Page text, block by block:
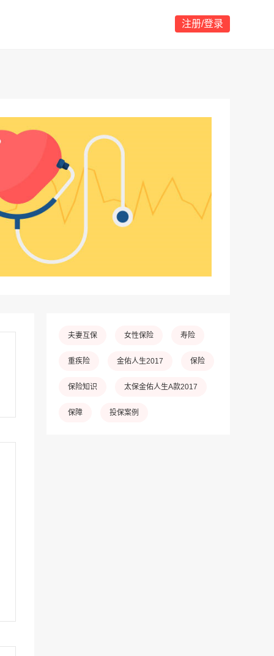
注册/登录
夫妻互保 女性保险 寿险
重疾险 金佑人生2017 保险
保险知识 太保金佑人生A款2017
保障 投保案例